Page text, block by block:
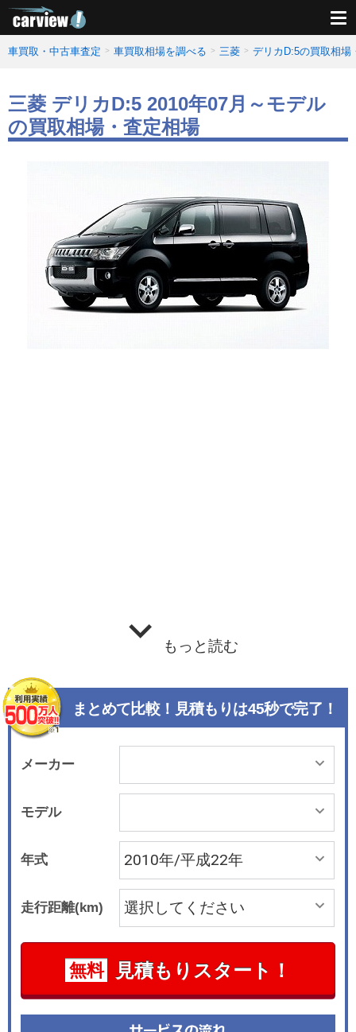
車買取・中古車査定 車買取相場を調べる 三菱 デリカD:5の買取相場
三菱 デリカD:5 2010年07月～モデル
の買取相場・査定相場
もっと読む
まとめて比較！見積もりは45秒で完了！
メーカー
モデル
年式
走行距離(km)
無料 見積もりスタート！